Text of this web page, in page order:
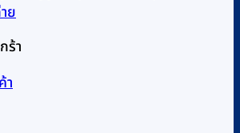
ร้า
า
ย